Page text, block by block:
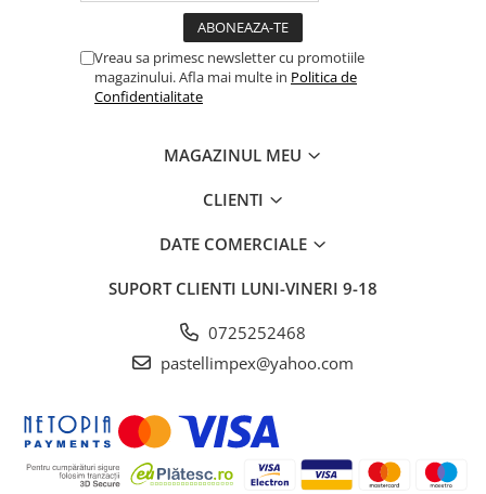
Vreau sa primesc newsletter cu promotiile
magazinului. Afla mai multe in Politica de
Confidentialitate
MAGAZINUL MEU
CLIENTI
DATE COMERCIALE
SUPORT CLIENTI LUNI-VINERI 9-18
0725252468
pastellimpex@yahoo.com